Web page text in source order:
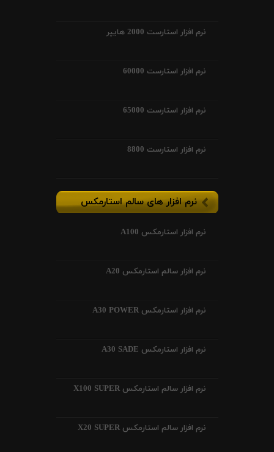
نرم افزار استارست 2000 هایپر
نرم افزار استارست 60000
نرم افزار استارست 65000
نرم افزار استارست 8800
نرم افزار های سالم استارمکس
نرم افزار استارمکس A100
نرم افزار سالم استارمکس A20
نرم افزار استارمکس A30 POWER
نرم افزار استارمکس A30 SADE
نرم افزار سالم استارمکس X100 SUPER
نرم افزار سالم استارمکس X20 SUPER